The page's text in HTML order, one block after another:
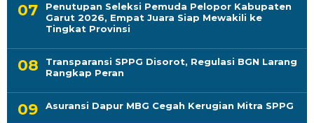
Penutupan Seleksi Pemuda Pelopor Kabupaten
Garut 2026, Empat Juara Siap Mewakili ke
Tingkat Provinsi
Transparansi SPPG Disorot, Regulasi BGN Larang
Rangkap Peran
Asuransi Dapur MBG Cegah Kerugian Mitra SPPG